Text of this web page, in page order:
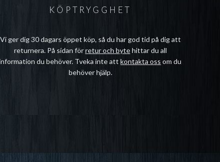
KÖPTRYGGHET
Vi ger dig 30 dagars öppet köp, så du har god tid på dig att
returnera. På sidan förretur och bytehittar du all
du behöver. Tveka inte attkontakta oss om du
behöver hjälp.